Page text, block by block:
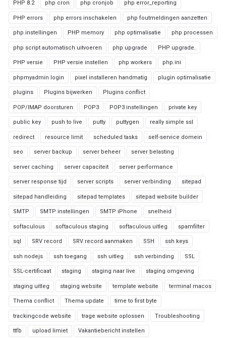
PHP 8.2 php cron php cronjob php error_reporting
PHP errors php errors inschakelen php foutmeldingen aanzetten
php instellingen PHP memory php optimalisatie php processen
php script automatisch uitvoeren php upgrade PHP upgrade.
PHP versie PHP versie instellen php workers php.ini
phpmyadmin login pixel installeren handmatig plugin optimalisatie
plugins Plugins bijwerken Plugins conflict
POP/IMAP doorsturen POP3 POP3 instellingen private key
public key push to live putty puttygen really simple ssl
redirect resource limit scheduled tasks self-service domein
seo server backup server beheer server belasting
server caching server capaciteit server performance
server response tijd server scripts server verbinding sitepad
sitepad handleiding sitepad templates sitepad website builder
SMTP SMTP instellingen SMTP iPhone snelheid
softaculous softaculous staging softaculous uitleg spamfilter
sql SRV record SRV record aanmaken SSH ssh keys
ssh nodejs ssh toegang ssh uitleg ssh verbinding SSL
SSL-certificaat staging staging naar live staging omgeving
staging uitleg staging website template website terminal macos
Thema conflict Thema update time to first byte
trackingcode website trage website oplossen Troubleshooting
ttfb upload limiet Vakantiebericht instellen